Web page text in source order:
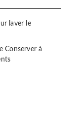
laver le
Conserver à